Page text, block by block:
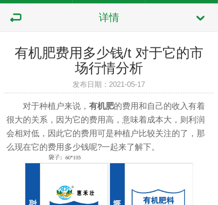
详情
有机肥费用多少钱/t 对于它的市
场行情分析
发布日期：2021-05-17
对于种植户来说，有机肥的费用和自己的收入有着
很大的关系，因为它的费用高，意味着成本大，则利润
会相对低，因此它的费用可是种植户比较关注的了，那
么现在它的费用多少钱呢?一起来了解下。